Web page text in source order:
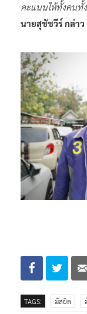
คะแนนให้ทั้งคนทั้ง
นายสุชัชวีร์ กล่าว
TAGS: มัสยิด